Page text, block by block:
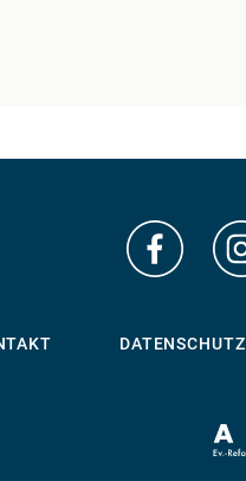
DATENSCHUTZ